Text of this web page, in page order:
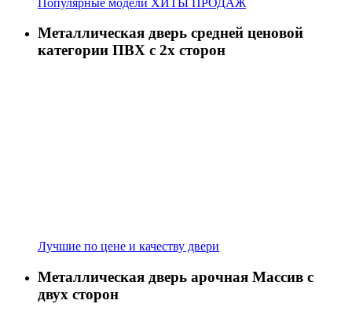
Металлическая дверь средней ценовой
категории ПВХ с 2х сторон
Лучшие по цене и качеству двери
Металлическая дверь арочная Массив с
двух сторон